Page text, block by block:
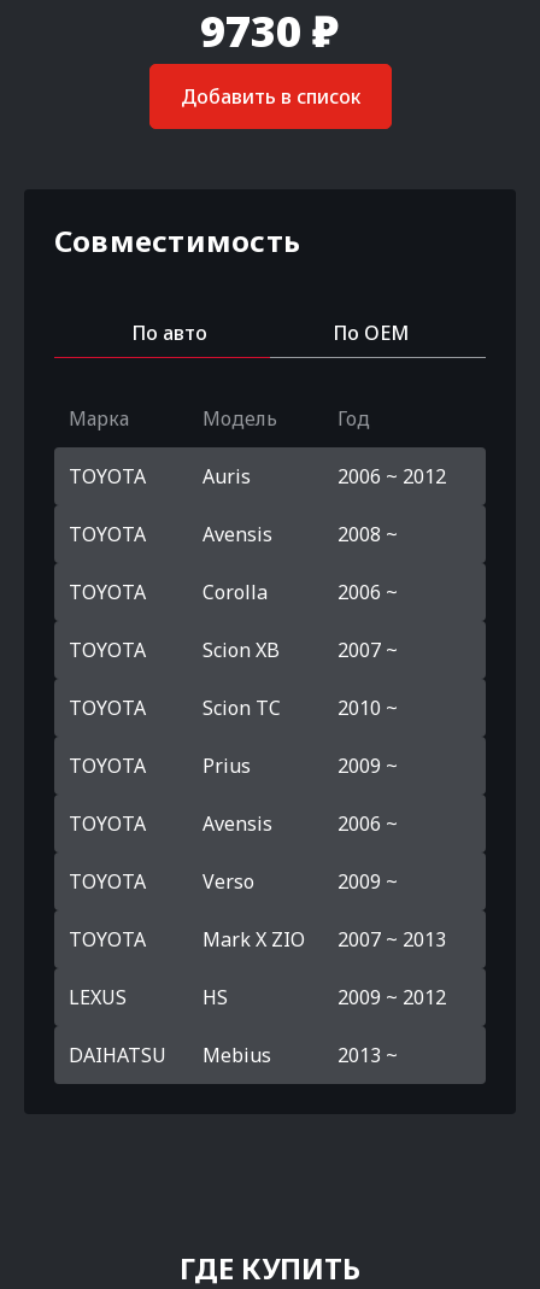
9730 ₽
Добавить в список
Совместимость
По авто По OEM
Марка Модель Год
TOYOTA Auris 2006 ~ 2012
TOYOTA Avensis 2008 ~
TOYOTA Corolla 2006 ~
TOYOTA Scion XB 2007 ~
TOYOTA Scion TC 2010 ~
TOYOTA Prius 2009 ~
TOYOTA Avensis 2006 ~
TOYOTA Verso 2009 ~
TOYOTA Mark X ZIO 2007 ~ 2013
LEXUS HS 2009 ~ 2012
DAIHATSU Mebius 2013 ~
ГДЕ КУПИТЬ